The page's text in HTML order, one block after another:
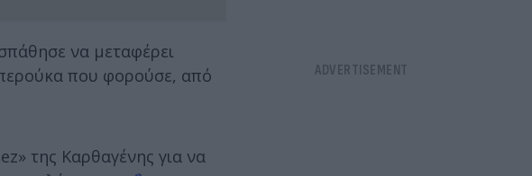
να μεταφέρει
που φορούσε, από
της Καρθαγένης για να